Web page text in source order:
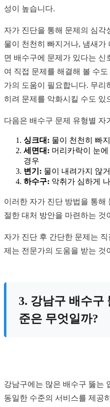
성이 높습니다.
자가 진단을 통해 문제의 심각
물이 천천히 빠지거나, 냄새가
면 배수구에 문제가 있다는
여 직접 문제를 해결해 볼 수
가의 도움이 필요합니다. 무리
히려 문제를 악화시킬 수도 있
다음은 배수구 문제 유형별 자
싱크대: 물이 천천히 빠
세면대: 머리카락이 눈
경우
변기: 물이 내려가지 않
하수구: 악취가 심하게
이러한 자가 진단 방법을 통해
절한 대처 방안을 마련하는 것
자가 진단 후 간단한 문제는
제는 전문가의 도움을 받는 것
3. 강남구 배수구
준은 무엇일까?
강남구에는 많은 배수구 뚫는
동일한 수준의 서비스를 제공